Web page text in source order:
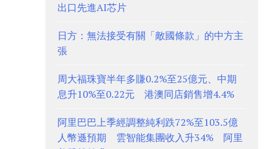
出口先進AI芯片
日方：無法接受有關「敵國條款」的中方主
張
周大福珠寶半年多賺0.2%至25億元、中期
息升10%至0.22元 港澳同店銷售增4.4%
阿里巴巴上季經調整純利跌72%至103.5億
人幣遜預期 雲智能集團收入升34% 阿里